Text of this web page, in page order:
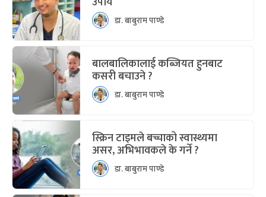
डा. बाबुराम पाण्डे
बालबालिकालाई कब्जियत हुनबाट
कसरी बचाउने ?
डा. बाबुराम पाण्डे
स्क्रिन टाइमले बच्चाको स्वास्थ्यमा
असर, अभिभावकले के गर्ने ?
डा. बाबुराम पाण्डे